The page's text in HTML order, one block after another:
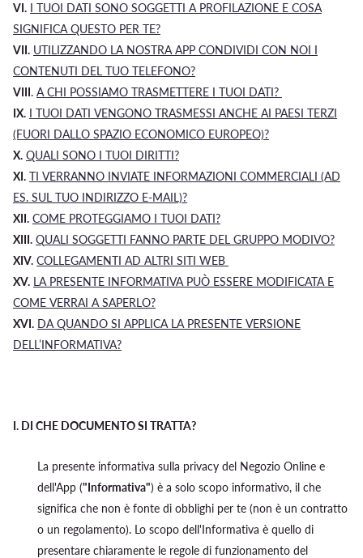
VI. I TUOI DATI SONO SOGGETTI A PROFILAZIONE E COSA
SIGNIFICA QUESTO PER TE?
VII. UTILIZZANDO LA NOSTRA APP CONDIVIDI CON NOI I
CONTENUTI DEL TUO TELEFONO?
VIII. A CHI POSSIAMO TRASMETTERE I TUOI DATI?
IX. I TUOI DATI VENGONO TRASMESSI ANCHE AI PAESI TERZI
(FUORI DALLO SPAZIO ECONOMICO EUROPEO)?
X. QUALI SONO I TUOI DIRITTI?
XI. TI VERRANNO INVIATE INFORMAZIONI COMMERCIALI (AD
ES. SUL TUO INDIRIZZO E-MAIL)?
XII. COME PROTEGGIAMO I TUOI DATI?
XIII. QUALI SOGGETTI FANNO PARTE DEL GRUPPO MODIVO?
XIV. COLLEGAMENTI AD ALTRI SITI WEB
XV. LA PRESENTE INFORMATIVA PUÒ ESSERE MODIFICATA E
COME VERRAI A SAPERLO?
XVI. DA QUANDO SI APPLICA LA PRESENTE VERSIONE
DELL’INFORMATIVA?
I. DI CHE DOCUMENTO SI TRATTA?
La presente informativa sulla privacy del Negozio Online e
dell'App ("Informativa") è a solo scopo informativo, il che
significa che non è fonte di obblighi per te (non è un contratto
o un regolamento). Lo scopo dell'Informativa è quello di
presentare chiaramente le regole di funzionamento del